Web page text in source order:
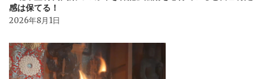
感は保てる！
2026年8月1日